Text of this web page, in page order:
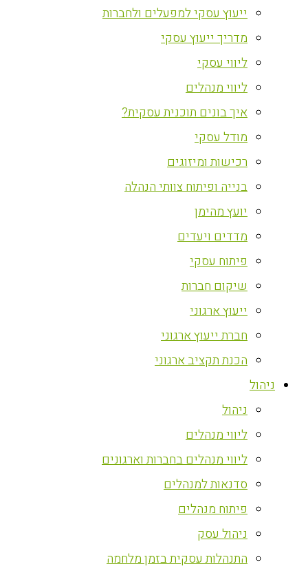
ייעוץ עסקי למפעלים ולחברות
מדריך ייעוץ עסקי
ליווי עסקי
ליווי מנהלים
איך בונים תוכנית עסקית?
מודל עסקי
רכישות ומיזוגים
בנייה ופיתוח צוותי הנהלה
יועץ מהימן
מדדים ויעדים
פיתוח עסקי
שיקום חברות
ייעוץ ארגוני
חברת ייעוץ ארגוני
הכנת תקציב ארגוני
ניהול
ניהול
ליווי מנהלים
ליווי מנהלים בחברות וארגונים
סדנאות למנהלים
פיתוח מנהלים
ניהול עסק
התנהלות עסקית בזמן מלחמה